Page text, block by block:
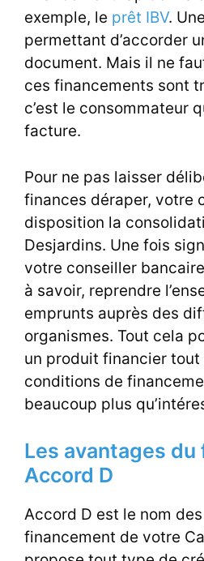
exemple, le prêt IBV.
permettant d’accorder
document. Mais il ne
ces financements sont
c’est le consommateur
facture.
Pour ne pas laisser
finances déraper, votre
disposition la
Desjardins. Une fois
votre conseiller
à savoir, reprendre
emprunts auprès des
organismes. Tout cela
un produit financier tout
conditions de
beaucoup plus
Les avantages
Accord D
Accord D est le nom
financement de votre